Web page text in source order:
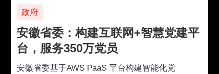
政府
安徽省委：构建互联网+智慧党建平
台，服务350万党员
安徽省委基于AWS PaaS 平台构建智能化党